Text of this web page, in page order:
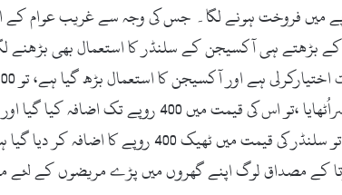
کے بڑھتے ہی آکسیجن کے سلنڈر کا استعمال بھی
کے مصداق لوگ اپنے گھروں میں پڑے مریضوں کے لئے